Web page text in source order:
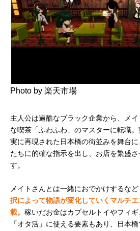
Photo by 楽天市場
主人公は過酷なブラック企業から、メ
な喫茶「ふわふわ」のマスターに転職
実に再現された日本橋の街並みを舞台
たちに的確な指示を出し、お店を繁盛
す。
メイトさんとは一緒におでかけするなど
択によって物語が変化していくマルチ
載。稼いだお金はカプセルトイやフィ
「オタ活」に使える要素もあり、日本